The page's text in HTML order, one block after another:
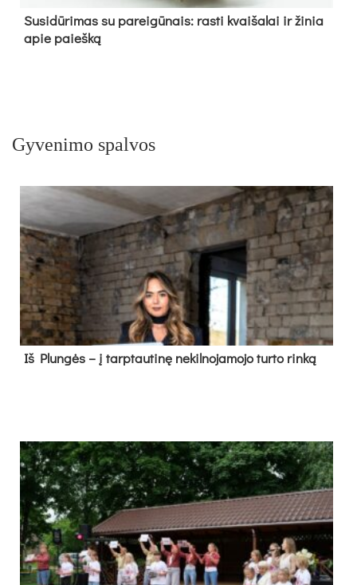
Su­si­dū­ri­mas su pa­rei­gū­nais: ras­ti kvai­ša­lai ir ži­nia
apie paieš­ką
Gyvenimo spalvos
Iš Plungės – į tarptautinę nekilnojamojo turto rinką